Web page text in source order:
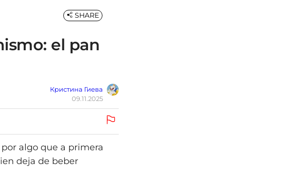
el pan
Кристина Гиева
09.11.2025
SHARE
algo que a primera
deja de beber